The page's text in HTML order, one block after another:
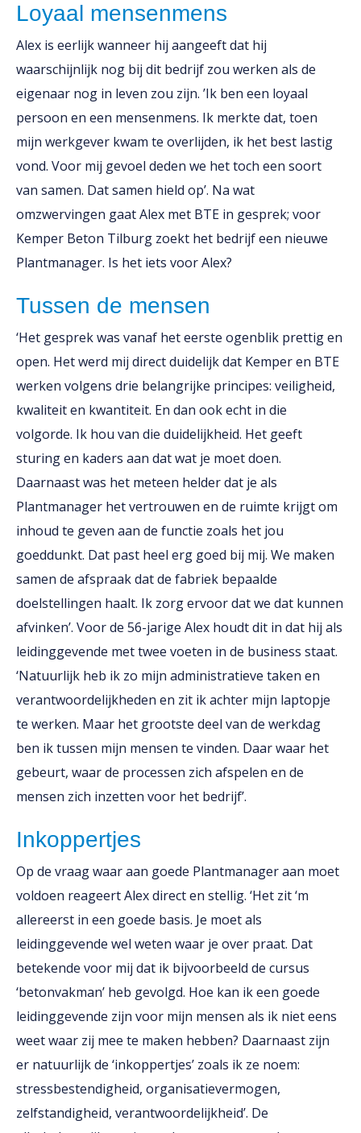
Loyaal mensenmens
Alex is eerlijk wanneer hij aangeeft dat hij
waarschijnlijk nog bij dit bedrijf zou werken als de
eigenaar nog in leven zou zijn. ’Ik ben een loyaal
persoon en een mensenmens. Ik merkte dat, toen
mijn werkgever kwam te overlijden, ik het best lastig
vond. Voor mij gevoel deden we het toch een soort
van samen. Dat samen hield op’. Na wat
omzwervingen gaat Alex met BTE in gesprek; voor
Kemper Beton Tilburg zoekt het bedrijf een nieuwe
Plantmanager. Is het iets voor Alex?
Tussen de mensen
‘Het gesprek was vanaf het eerste ogenblik prettig en
open. Het werd mij direct duidelijk dat Kemper en BTE
werken volgens drie belangrijke principes: veiligheid,
kwaliteit en kwantiteit. En dan ook echt in die
volgorde. Ik hou van die duidelijkheid. Het geeft
sturing en kaders aan dat wat je moet doen.
Daarnaast was het meteen helder dat je als
Plantmanager het vertrouwen en de ruimte krijgt om
inhoud te geven aan de functie zoals het jou
goeddunkt. Dat past heel erg goed bij mij. We maken
samen de afspraak dat de fabriek bepaalde
doelstellingen haalt. Ik zorg ervoor dat we dat kunnen
afvinken’. Voor de 56-jarige Alex houdt dit in dat hij als
leidinggevende met twee voeten in de business staat.
‘Natuurlijk heb ik zo mijn administratieve taken en
verantwoordelijkheden en zit ik achter mijn laptopje
te werken. Maar het grootste deel van de werkdag
ben ik tussen mijn mensen te vinden. Daar waar het
gebeurt, waar de processen zich afspelen en de
mensen zich inzetten voor het bedrijf’.
Inkoppertjes
Op de vraag waar aan goede Plantmanager aan moet
voldoen reageert Alex direct en stellig. ‘Het zit ‘m
allereerst in een goede basis. Je moet als
leidinggevende wel weten waar je over praat. Dat
betekende voor mij dat ik bijvoorbeeld de cursus
‘betonvakman’ heb gevolgd. Hoe kan ik een goede
leidinggevende zijn voor mijn mensen als ik niet eens
weet waar zij mee te maken hebben? Daarnaast zijn
er natuurlijk de ‘inkoppertjes’ zoals ik ze noem:
stressbestendigheid, organisatievermogen,
zelfstandigheid, verantwoordelijkheid’. De